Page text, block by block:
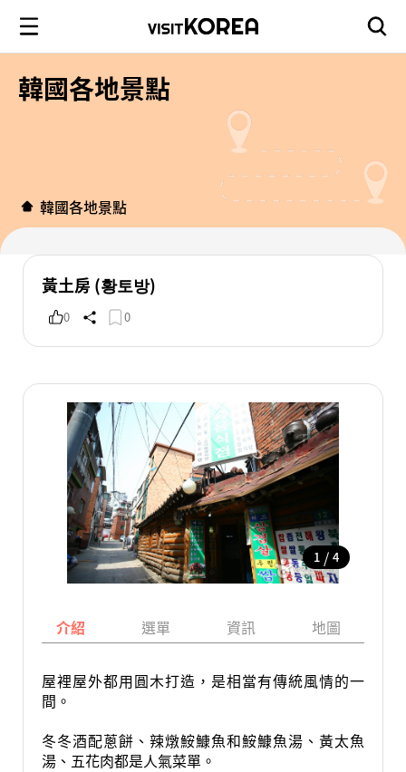
韓國各地景點
韓國各地景點
黃土房 (황토방)
0 0
1 / 4
介紹 選單 資訊 地圖
屋裡屋外都用圓木打造，是相當有傳統風情的一
間。
冬冬酒配蔥餅、辣燉鮟鱇魚和鮟鱇魚湯、黃太魚
湯、五花肉都是人氣菜單。